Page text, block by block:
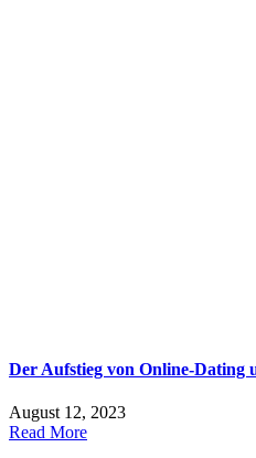
Der Aufstieg von Online-Dating
August 12, 2023
Read More